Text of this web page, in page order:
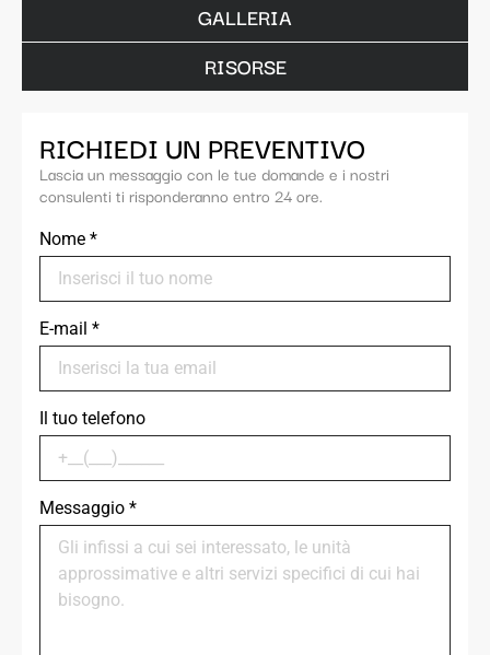
GALLERIA
RISORSE
RICHIEDI UN PREVENTIVO
Lascia un messaggio con le tue domande e i nostri
consulenti ti risponderanno entro 24 ore.
Nome *
E-mail *
Il tuo telefono
Messaggio *